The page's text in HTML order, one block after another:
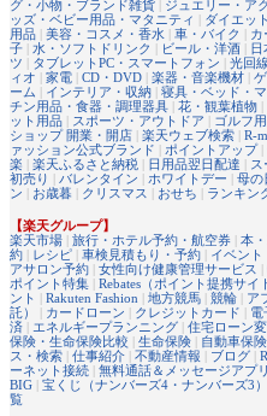
グ・小物・ブランド雑貨 | ジュエリー・ア
ッズ・ベビー用品・マタニティ | ダイエッ
用品 | 美容・コスメ・香水 | 車・バイク | カ
子 | 水・ソフトドリンク | ビール・洋酒 | 日
ツ | タブレットPC・スマートフォン | 光回
ィオ | 家電 | CD・DVD | 楽器・音楽機材 |
ーム | インテリア・収納 | 寝具・ベッド・
チン用品・食器・調理器具 | 花・観葉植物 |
ット用品 | スポーツ・アウトドア | ゴルフ
ショップ 開業・開店 | 楽天ウェブ検索 | R-
ァッション公式ブランド | ポイントアップ|
楽 | 楽天ふるさと納税 | 日用品翌日配達 | ス
初売り | バレンタイン | ホワイトデー | 母の
ン | お歳暮 | クリスマス | おせち | ランキン
【楽天グループ】
楽天市場 | 旅行・ホテル予約・航空券 | 本
約 | レシピ | 車検見積もり・予約 | イベン
アサロン予約 | 女性向け健康管理サービス |
ポイント特集 | Rebates（ポイント提携サイ
ント | Rakuten Fashion | 地方競馬 | 競輪 | ア
託）
| カードローン | クレジットカード | 電
済 | エネルギープランニング | 住宅ローン
保険・生命保険比較 | 生命保険 | 自動車保
ス・検索 | 仕事紹介 | 不動産情報 | ブログ |
ーネット接続 | 無料通話＆メッセージアプリ
BIG | 宝くじ（ナンバーズ4・ナンバーズ3）
覧